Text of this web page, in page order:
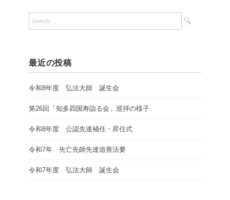
最近の投稿
令和8年度 弘法大師 誕生会
第26回「知多四国寿詣る会」巡拝の様子
令和8年度 公認先達補任・昇任式
令和7年 先亡先師先達追善法要
令和7年度 弘法大師 誕生会